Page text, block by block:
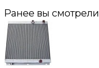
Ранее вы смотрели